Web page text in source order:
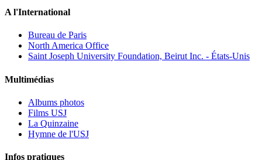
A l'International
Bureau de Paris
North America Office
Saint Joseph University Foundation, Beirut Inc. - États-Unis
Multimédias
Albums photos
Films USJ
La Quinzaine
Hymne de l'USJ
Infos pratiques